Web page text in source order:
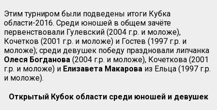
Этим турниром были подведены итоги Кубка
области-2016. Среди юношей в общем зачёте
первенствовали Гулевский (2004 г.р. и моложе),
Кочетков (2001 г.р. и моложе) и Гостев (1997 г.р. и
моложе); среди девушек победу праздновали липчанка
Олеся Богданова (2004 г.р. и моложе), Кочеткова (2001
г.р. и моложе) и Елизавета Макарова из Ельца (1997 г.р.
и моложе).
Открытый Кубок области среди юношей и девушек